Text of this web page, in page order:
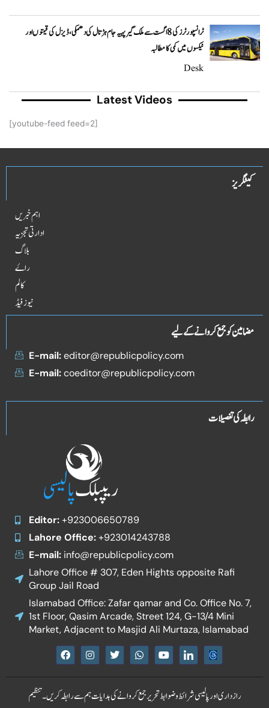
ٹرانسپورٹرز کی 8 اگست سے ملک گیر پہیہ جام ہڑتال کی دھمکی، ڈیزل کی قیمتوں اور
ٹیکسوں میں کمی کا مطالبہ
Desk
Latest Videos
[youtube-feed feed=2]
کیٹگریز
اہم خبریں
ادارتی تجزیہ
بلاگ
راۓ
کالم
نیوز فیڈ
مضامین کو جمع کروانے کے لیے
E-mail:editor@republicpolicy.com
E-mail:coeditor@republicpolicy.com
رابطہ کی تفصیلات
Editor:+923006650789
Lahore Office:+923014243788
E-mail:info@republicpolicy.com
Lahore Office # 307, Eden Hights opposite Rafi
Group Jail Road
Islamabad Office: Zafar qamar and Co. Office No. 7,
1st Floor, Qasim Arcade, Street 124, G-13/4 Mini
Market, Adjacent to Masjid Ali Murtaza, Islamabad
F
a
e
o
I
n
t
g
T
w
t
t
e
W
h
t
s
a
Y
o
t
b
I
c
n
-
l
تنظیمہم سے رابطہ کریں۔تحریر جمع کروانے کی ہدایاتشرائط و ضوابطرازداری اور پالیسی